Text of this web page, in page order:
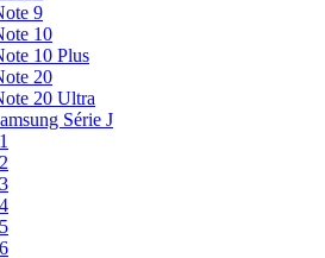
9
10
10 Plus
20
20 Ultra
Série J